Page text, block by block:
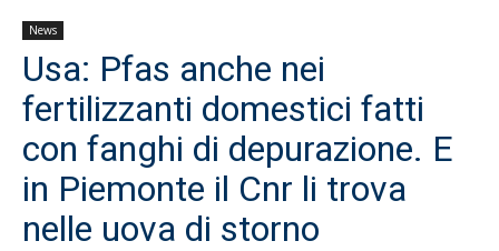
News
Usa: Pfas anche nei
fertilizzanti domestici fatti
con fanghi di depurazione. E
in Piemonte il Cnr li trova
nelle uova di storno